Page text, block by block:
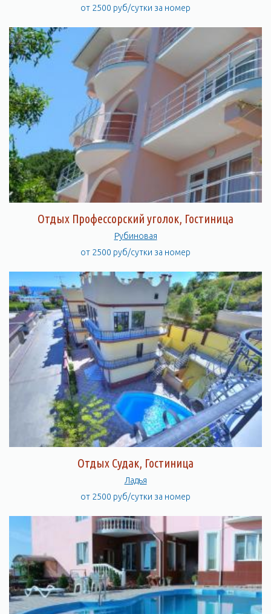
от 2500 руб/сутки за номер
Отдых Профессорский уголок, Гостиница
Рубиновая
от 2500 руб/сутки за номер
Отдых Судак, Гостиница
Ладья
от 2500 руб/сутки за номер